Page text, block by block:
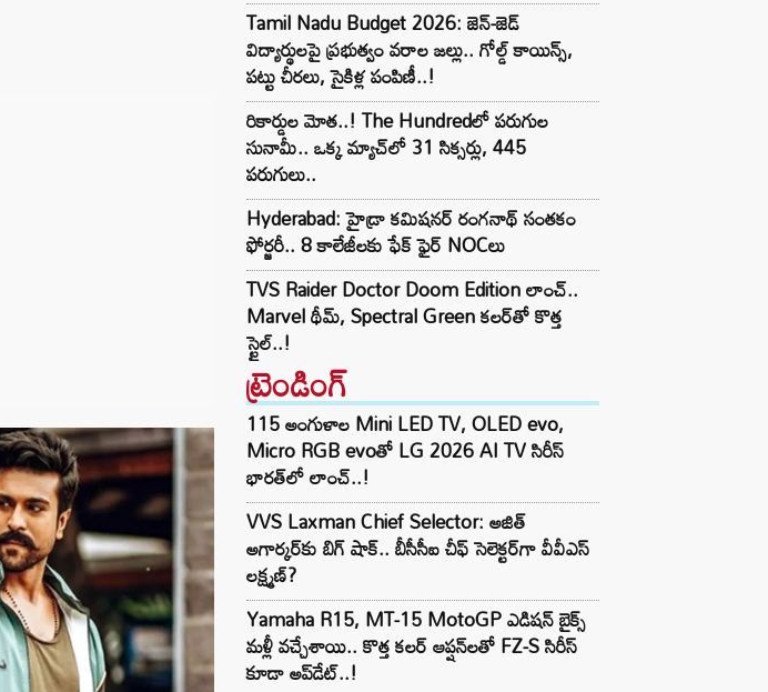
Tamil Nadu Budget 2026: జెన్-జెడ్
విద్యార్థులపై ప్రభుత్వం వరాల జల్లు.. గోల్డ్ కాయిన్స్,
పట్టు చీరలు, సైకిళ్ల పంపిణీ..!
రికార్డుల మోత..! The Hundredలో పరుగుల
సునామీ.. ఒక్క మ్యాచ్‌లో 31 సిక్సర్లు, 445
పరుగులు..
Hyderabad: హైడ్రా కమిషనర్ రంగనాథ్ సంతకం
ఫోర్జరీ.. 8 కాలేజీలకు ఫేక్ ఫైర్ NOCలు
TVS Raider Doctor Doom Edition లాంచ్..
Marvel థీమ్, Spectral Green కలర్‌తో కొత్త
స్టైల్..!
ట్రెండింగ్‌
115 అంగుళాల Mini LED TV, OLED evo,
Micro RGB evoతో LG 2026 AI TV సిరీస్
భారత్‌లో లాంచ్..!
VVS Laxman Chief Selector: అజిత్
అగార్కర్‌కు బిగ్ షాక్.. బీసీసీఐ చీఫ్ సెలెక్టర్‌గా వీవీఎస్
లక్ష్మణ్?
Yamaha R15, MT-15 MotoGP ఎడిషన్ బైక్స్
మళ్లీ వచ్చేశాయి.. కొత్త కలర్ ఆప్షన్‌లతో FZ-S సిరీస్
కూడా అప్‌డేట్..!